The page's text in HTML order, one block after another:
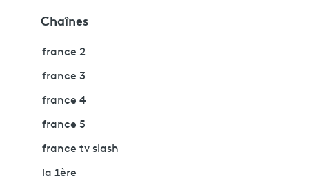
Chaînes
france 2
france 3
france 4
france 5
france tv slash
la 1ère